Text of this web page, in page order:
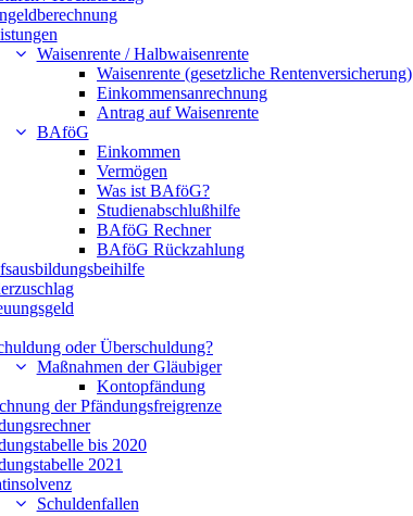
Waisenrente / Halbwaisenrente
Waisenrente (gesetzliche Rentenversicherung)
Einkommensanrechnung
Antrag auf Waisenrente
BAföG
Einkommen
Vermögen
Was ist BAföG?
Studienabschlußhilfe
BAföG Rechner
BAföG Rückzahlung
oder Überschuldung?
Maßnahmen der Gläubiger
Kontopfändung
der Pfändungsfreigrenze
bis 2020
2021
Schuldenfallen